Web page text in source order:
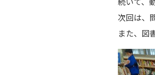
次回は、
また、図